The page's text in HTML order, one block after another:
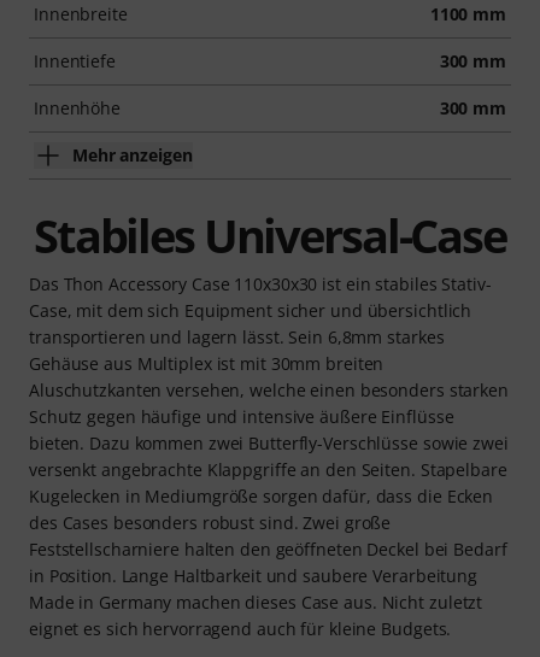
Innenbreite 1100 mm
Innentiefe 300 mm
Innenhöhe 300 mm
Mehr anzeigen
Stabiles Universal-Case
Das Thon Accessory Case 110x30x30 ist ein stabiles Stativ-
Case, mit dem sich Equipment sicher und übersichtlich
transportieren und lagern lässt. Sein 6,8mm starkes
Gehäuse aus Multiplex ist mit 30mm breiten
Aluschutzkanten versehen, welche einen besonders starken
Schutz gegen häufige und intensive äußere Einflüsse
bieten. Dazu kommen zwei Butterfly-Verschlüsse sowie zwei
versenkt angebrachte Klappgriffe an den Seiten. Stapelbare
Kugelecken in Mediumgröße sorgen dafür, dass die Ecken
des Cases besonders robust sind. Zwei große
Feststellscharniere halten den geöffneten Deckel bei Bedarf
in Position. Lange Haltbarkeit und saubere Verarbeitung
Made in Germany machen dieses Case aus. Nicht zuletzt
eignet es sich hervorragend auch für kleine Budgets.